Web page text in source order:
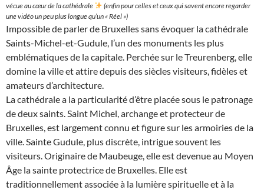
vécue au cœur de la cathédrale
(enfin pour celles et ceux qui savent encore regarder
une vidéo un peu plus longue qu’un « Réel »)
Impossible de parler de Bruxelles sans évoquer la cathédrale
Saints-Michel-et-Gudule, l’un des monuments les plus
emblématiques de la capitale. Perchée sur le Treurenberg, elle
domine la ville et attire depuis des siècles visiteurs, fidèles et
amateurs d’architecture.
La cathédrale a la particularité d’être placée sous le patronage
de deux saints. Saint Michel, archange et protecteur de
Bruxelles, est largement connu et figure sur les armoiries de la
ville. Sainte Gudule, plus discrète, intrigue souvent les
visiteurs. Originaire de Maubeuge, elle est devenue au Moyen
Âge la sainte protectrice de Bruxelles. Elle est
traditionnellement associée à la lumière spirituelle et à la